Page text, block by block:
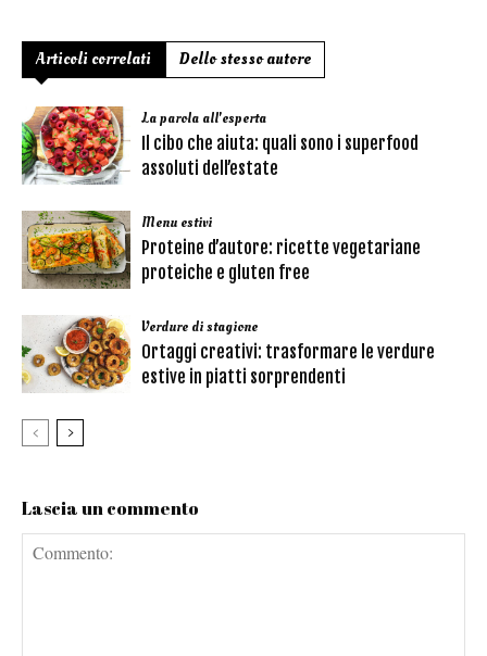
Articoli correlati Dello stesso autore
La parola all'esperta
Il cibo che aiuta: quali sono i superfood
assoluti dell’estate
Menu estivi
Proteine d’autore: ricette vegetariane
proteiche e gluten free
Verdure di stagione
Ortaggi creativi: trasformare le verdure
estive in piatti sorprendenti
Lascia un commento